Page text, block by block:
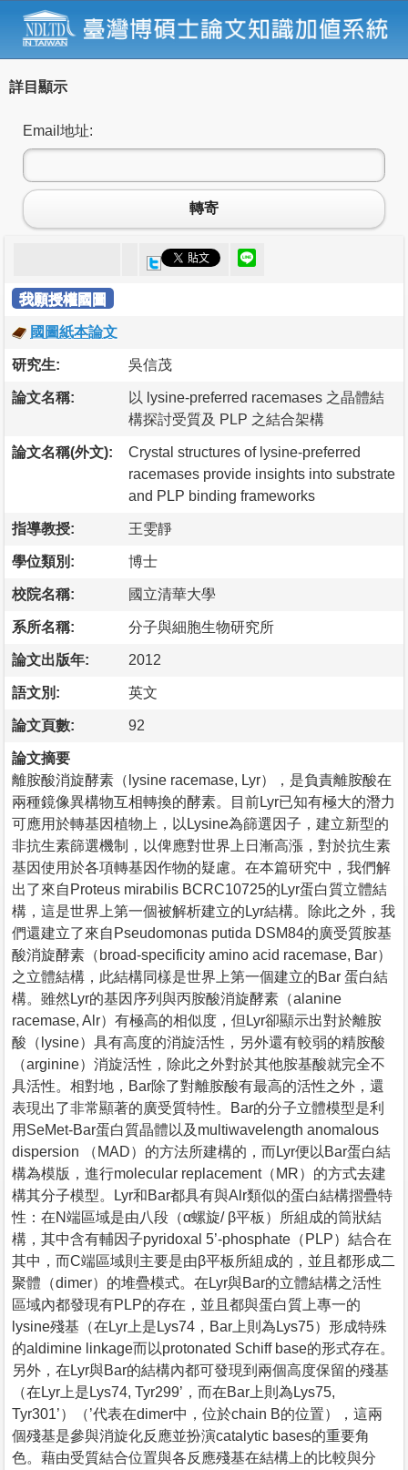
詳目顯示
Email地址:
轉寄
我願授權國圖
國圖紙本論文
研究生: 吳信茂
論文名稱:
以 lysine-preferred racemases 之晶體結
構探討受質及 PLP 之結合架構
論文名稱(外文):
Crystal structures of lysine-preferred
racemases provide insights into substrate
and PLP binding frameworks
指導教授: 王雯靜
學位類別: 博士
校院名稱: 國立清華大學
系所名稱: 分子與細胞生物研究所
論文出版年: 2012
語文別: 英文
論文頁數: 92
論文摘要
離胺酸消旋酵素（lysine racemase, Lyr），是負責離胺酸在
兩種鏡像異構物互相轉換的酵素。目前Lyr已知有極大的潛力
可應用於轉基因植物上，以Lysine為篩選因子，建立新型的
非抗生素篩選機制，以俾應對世界上日漸高漲，對於抗生素
基因使用於各項轉基因作物的疑慮。在本篇研究中，我們解
出了來自Proteus mirabilis BCRC10725的Lyr蛋白質立體結
構，這是世界上第一個被解析建立的Lyr結構。除此之外，我
們還建立了來自Pseudomonas putida DSM84的廣受質胺基
酸消旋酵素（broad-specificity amino acid racemase, Bar）
之立體結構，此結構同樣是世界上第一個建立的Bar 蛋白結
構。雖然Lyr的基因序列與丙胺酸消旋酵素（alanine
racemase, Alr）有極高的相似度，但Lyr卻顯示出對於離胺
酸（lysine）具有高度的消旋活性，另外還有較弱的精胺酸
（arginine）消旋活性，除此之外對於其他胺基酸就完全不
具活性。相對地，Bar除了對離胺酸有最高的活性之外，還
表現出了非常顯著的廣受質特性。Bar的分子立體模型是利
用SeMet-Bar蛋白質晶體以及multiwavelength anomalous
dispersion （MAD）的方法所建構的，而Lyr便以Bar蛋白結
構為模版，進行molecular replacement（MR）的方式去建
構其分子模型。Lyr和Bar都具有與Alr類似的蛋白結構摺疊特
性：在N端區域是由八段（α螺旋/ β平板）所組成的筒狀結
構，其中含有輔因子pyridoxal 5’-phosphate（PLP）結合在
其中，而C端區域則主要是由β平板所組成的，並且都形成二
聚體（dimer）的堆疊模式。在Lyr與Bar的立體結構之活性
區域內都發現有PLP的存在，並且都與蛋白質上專一的
lysine殘基（在Lyr上是Lys74，Bar上則為Lys75）形成特殊
的aldimine linkage而以protonated Schiff base的形式存在。
另外，在Lyr與Bar的結構內都可發現到兩個高度保留的殘基
（在Lyr上是Lys74, Tyr299’，而在Bar上則為Lys75,
Tyr301’）（’代表在dimer中，位於chain B的位置），這兩
個殘基是參與消旋化反應並扮演catalytic bases的重要角
色。藉由受質結合位置與各反應殘基在結構上的比較與分